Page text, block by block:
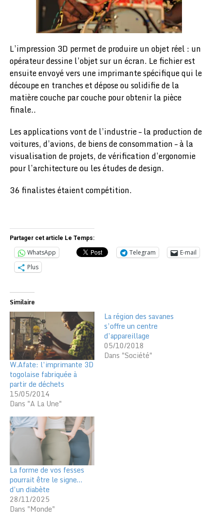
L’impression 3D permet de produire un objet réel : un
opérateur dessine l’objet sur un écran. Le fichier est
ensuite envoyé vers une imprimante spécifique qui le
découpe en tranches et dépose ou solidifie de la
matière couche par couche pour obtenir la pièce
finale..
Les applications vont de l’industrie – la production de
voitures, d’avions, de biens de consommation – à la
visualisation de projets, de vérification d’ergonomie
pour l’architecture ou les études de design.
36 finalistes étaient compétition.
Partager cet article Le Temps:
WhatsApp Telegram
E-mail
Plus
Similaire
W.Afate: l’imprimante 3D
togolaise fabriquée à
partir de déchets
15/05/2014
Dans "A La Une"
La région des savanes
s’offre un centre
d’appareillage
05/10/2018
Dans "Société"
La forme de vos fesses
pourrait être le signe…
d’un diabète
28/11/2025
Dans "Monde"